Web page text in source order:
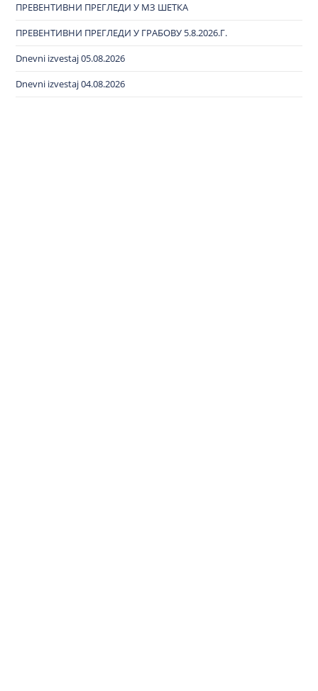
ПРЕВЕНТИВНИ ПРЕГЛЕДИ У МЗ ШЕТКА
ПРЕВЕНТИВНИ ПРЕГЛЕДИ У ГРАБОВУ 5.8.2026.Г.
Dnevni izvestaj 05.08.2026
Dnevni izvestaj 04.08.2026